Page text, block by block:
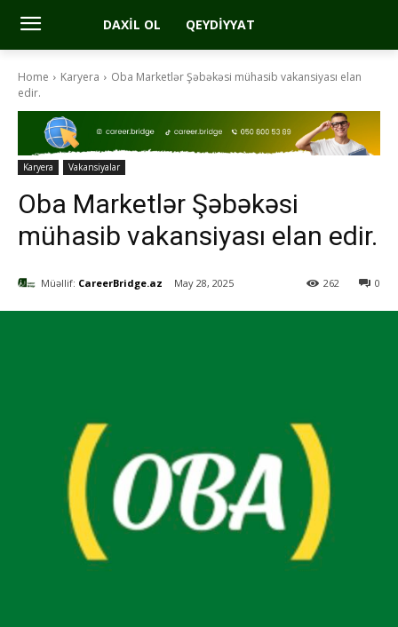
DAXIL OL QEYDIYYAT
Home Karyera
Oba Marketlər Şəbəkəsi mühasib vakansiyası elan
edir.
Karyera Vakansiyalar
Oba Marketlər Şəbəkəsi
mühasib vakansiyası elan edir.
Müəllif: CareerBridge.az May 28, 2025 0
262